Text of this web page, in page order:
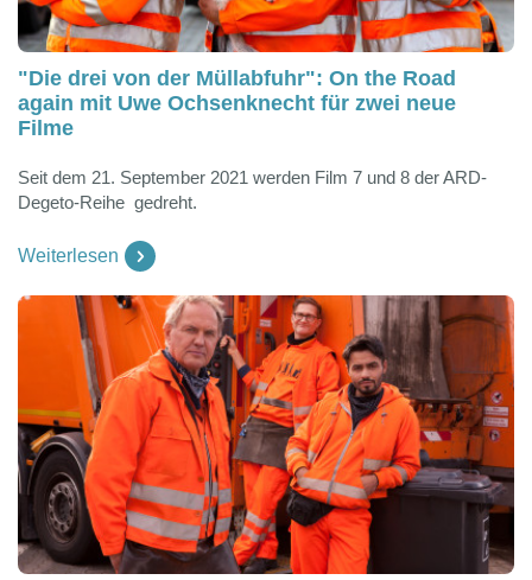
"Die drei von der Müllabfuhr": On the Road
again mit Uwe Ochsenknecht für zwei neue
Filme
Seit dem 21. September 2021 werden Film 7 und 8 der ARD-
Degeto-Reihe gedreht.
Weiterlesen